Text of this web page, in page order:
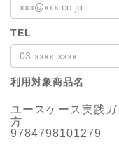
TEL
利用対象商品名
ユースケース実践
方
9784798101279